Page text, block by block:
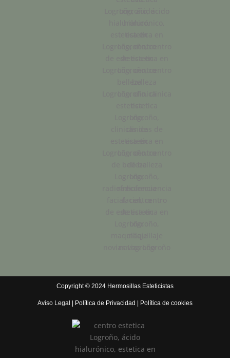
Copyright © 2024 Hermosillas Esteticistas
Aviso Legal Política de Privacidad Política de cookies